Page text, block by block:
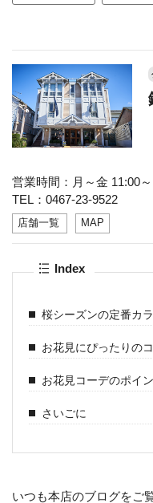
営業時間：月～金 11:00
TEL：0467-23-9522
店舗一覧 MAP
Index
桜シーズンの定番カ
お花見にぴったりの
お花見コーデのポイ
さいごに
いつも本店のブログをご